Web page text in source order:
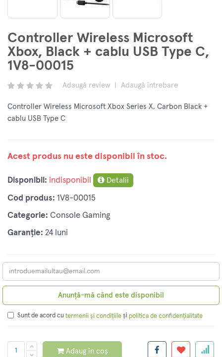
Controller Wireless Microsoft
Xbox, Black + cablu USB Type C,
1V8-00015
Adaugă review Adaugă întrebare
Controller Wireless Microsoft Xbox Series X, Carbon Black +
cablu USB Type C
Acest produs nu este disponibil în stoc.
Disponibil: indisponibil Detalii
Cod produs: 1V8-00015
Categorie: Console Gaming
Garanție: 24 luni
Anunță-mă când este disponibil
Sunt de acord cu termenii și condițiile și politica de confidențialitate
Adaug în coș